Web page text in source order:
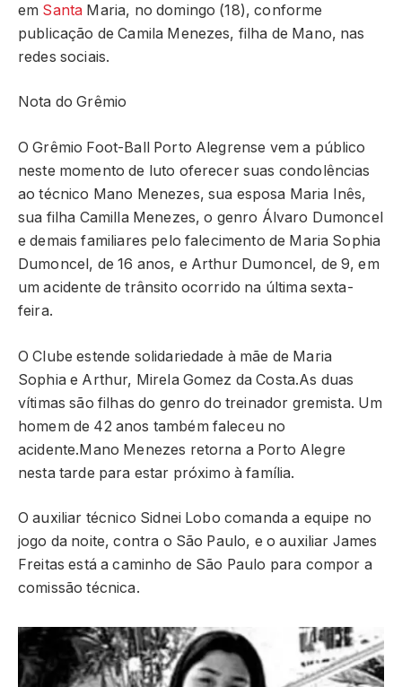
em Santa Maria, no domingo (18), conforme
publicação de Camila Menezes, filha de Mano, nas
redes sociais.
Nota do Grêmio
O Grêmio Foot-Ball Porto Alegrense vem a público
neste momento de luto oferecer suas condolências
ao técnico Mano Menezes, sua esposa Maria Inês,
sua filha Camilla Menezes, o genro Álvaro Dumoncel
e demais familiares pelo falecimento de Maria Sophia
Dumoncel, de 16 anos, e Arthur Dumoncel, de 9, em
um acidente de trânsito ocorrido na última sexta-
feira.
O Clube estende solidariedade à mãe de Maria
Sophia e Arthur, Mirela Gomez da Costa.As duas
vítimas são filhas do genro do treinador gremista. Um
homem de 42 anos também faleceu no
acidente.Mano Menezes retorna a Porto Alegre
nesta tarde para estar próximo à família.
O auxiliar técnico Sidnei Lobo comanda a equipe no
jogo da noite, contra o São Paulo, e o auxiliar James
Freitas está a caminho de São Paulo para compor a
comissão técnica.